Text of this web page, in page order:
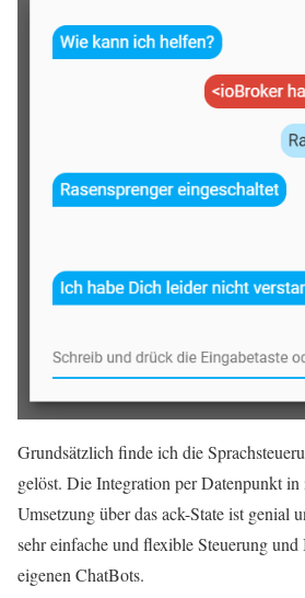
Grundsätzlich finde ich die
gelöst. Die Integration per Datenpunkt
Umsetzung über das ack-State ist genial
sehr einfache und flexible Steuerung
eigenen ChatBots.